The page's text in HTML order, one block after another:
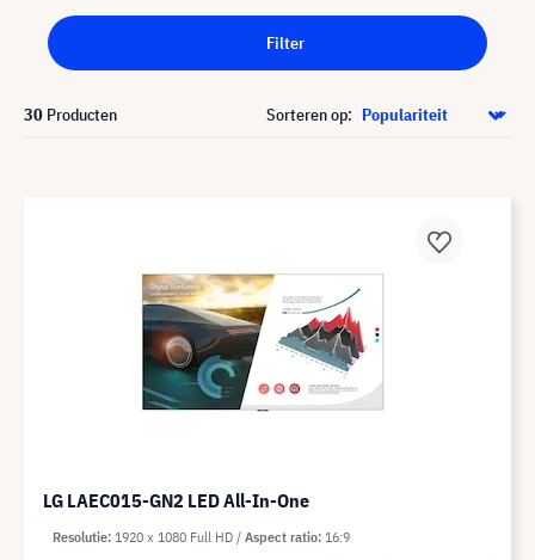
Filter
30 Producten Sorteren op:
LG LAEC015-GN2 LED All-In-One
Resolutie 1920 x 1080 Full HD Aspect ratio 16:9